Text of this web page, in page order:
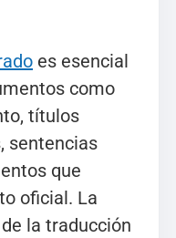
es esencial
como
títulos
sentencias
que
oficial. La
la traducción